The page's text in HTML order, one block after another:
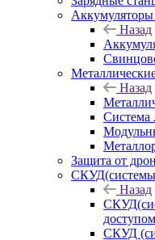
Аккумуляторы
Назад
Назад
Система
Защита от
СКУД(системы
Назад
СКУД